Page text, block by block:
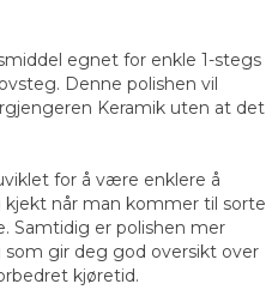
egnet for enkle 1-stegs
Denne polishen vil
Keramik uten at det
for å være enklere å
når man kommer til sorte
Samtidig er polishen mer
gir deg god oversikt over
kjøretid.